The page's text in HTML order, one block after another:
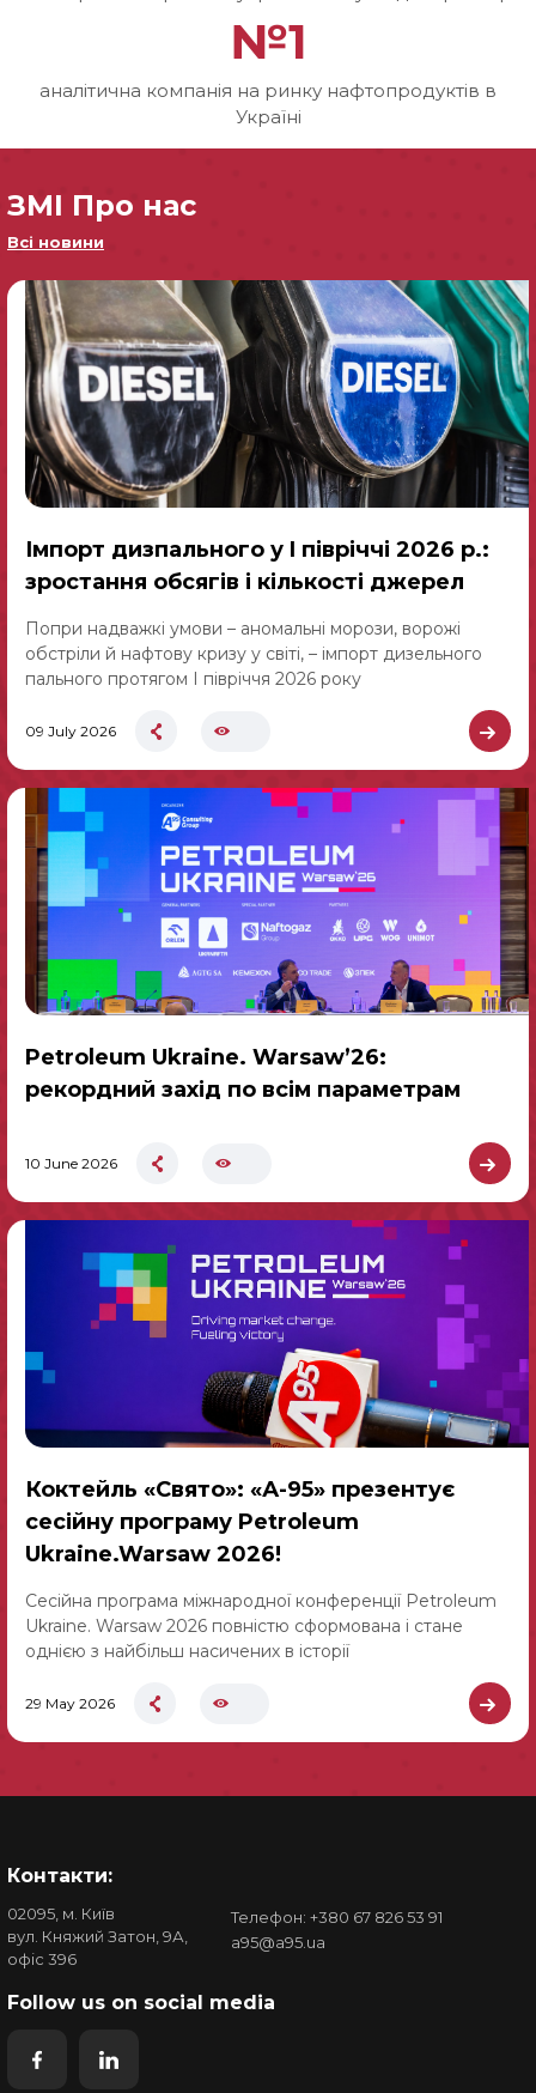
№1
аналітична компанія на ринку нафтопродуктів в
Україні
ЗМІ Про нас
Всі новини
Імпорт дизпального у I півріччі 2026 р.:
зростання обсягів і кількості джерел
Попри надважкі умови – аномальні морози, ворожі
обстріли й нафтову кризу у світі, – імпорт дизельного
пального протягом І півріччя 2026 року
09 July 2026
Petroleum Ukraine. Warsaw’26:
рекордний захід по всім параметрам
10 June 2026
Коктейль «Свято»: «А-95» презентує
сесійну програму Petroleum
Ukraine.Warsaw 2026!
Сесійна програма міжнародної конференції Petroleum
Ukraine. Warsaw 2026 повністю сформована і стане
однією з найбільш насичених в історії
29 May 2026
Контакти:
02095, м. Київ
вул. Княжий Затон, 9А,
офіс 396
Телефон: +380 67 826 53 91
a95@a95.ua
Follow us on social media